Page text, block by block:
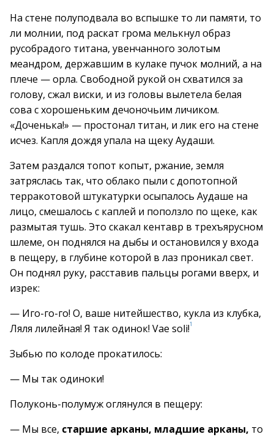
На стене полуподвала во вспышке то ли памяти, то
ли молнии, под раскат грома мелькнул образ
русобрадого титана, увенчанного золотым
меандром, державшим в кулаке пучок молний, а на
плече — орла. Свободной рукой он схватился за
голову, сжал виски, и из головы вылетела белая
сова с хорошеньким дечоночьим личиком.
«Доченька!» — простонал титан, и лик его на стене
исчез. Капля дождя упала на щеку Аудаши.
Затем раздался топот копыт, ржание, земля
затряслась так, что облако пыли с допотопной
терракотовой штукатурки осыпалось Аудаше на
лицо, смешалось с каплей и поползло по щеке, как
размытая тушь. Это скакал кентавр в трехъярусном
шлеме, он поднялся на дыбы и остановился у входа
в пещеру, в глубине которой в лаз проникал свет.
Он поднял руку, расставив пальцы рогами вверх, и
изрек:
— Иго-го-го! О, ваше нитейшество, кукла из клубка,
Ляля лилейная! Я так одинок! Vae soli!1
Зыбью по колоде прокатилось:
— Мы так одиноки!
Полуконь-полумуж оглянулся в пещеру:
— Мы все, старшие арканы, младшие арканы, то